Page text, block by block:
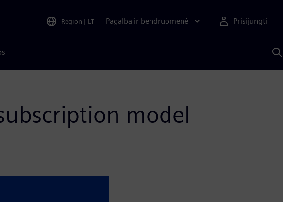
Region | LT Pagalba ir bendruomenė Prisijungti
model